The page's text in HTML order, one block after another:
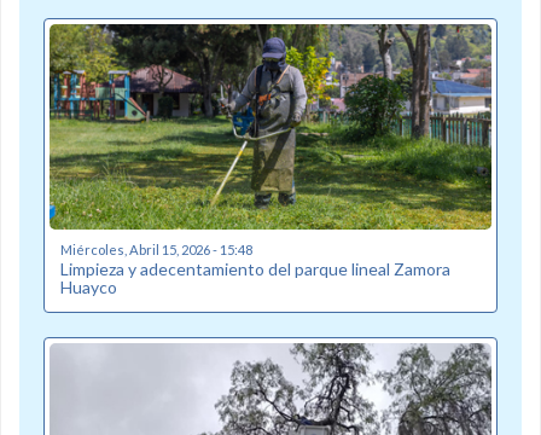
Miércoles, Abril 15, 2026 - 15:48
Limpieza y adecentamiento del parque lineal Zamora
Huayco